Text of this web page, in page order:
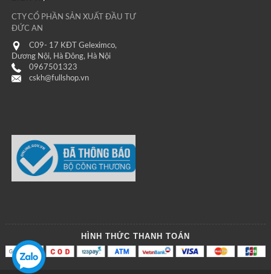
CTY CỔ PHẦN SẢN XUẤT ĐẦU TƯ
ĐỨC AN
C09- 17 KĐT Geleximco,
Dương Nội, Hà Đông, Hà Nội
0967501323
cskh@fullshop.vn
HÌNH THỨC THANH TOÁN